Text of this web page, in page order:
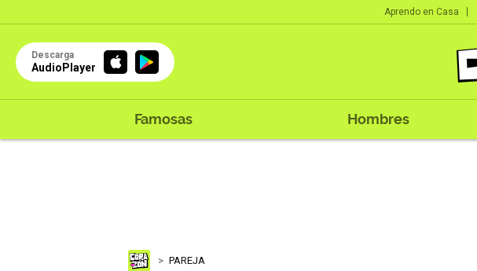
Aprendo en Casa
Descarga
AudioPlayer
Famosas Hombres
PAREJA